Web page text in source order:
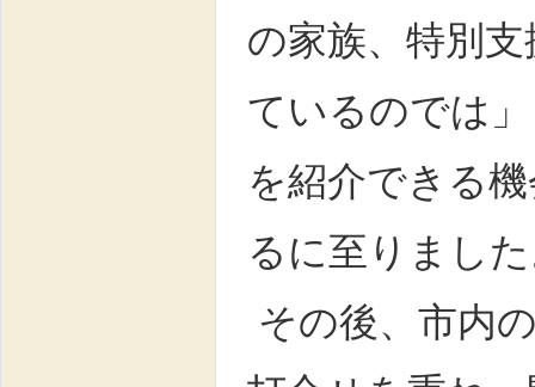
の家族、特別
ているのでは
を紹介できる
るに至りまし
その後、市内